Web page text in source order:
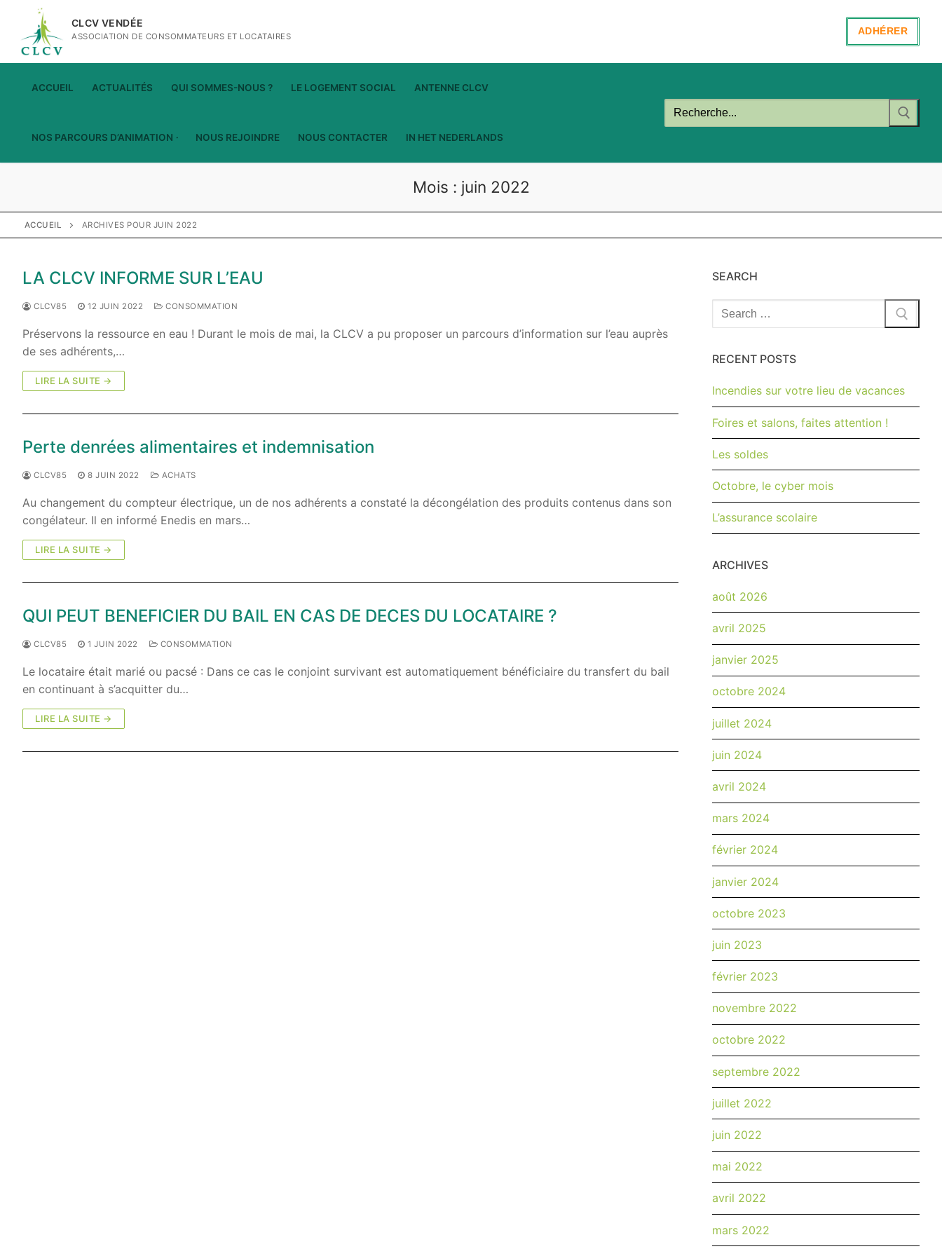
contenu
CLCV VENDÉE
ASSOCIATION DE CONSOMMATEURS ET LOCATAIRES ADHÉRER
ACCUEIL ACTUALITÉS QUI SOMMES-NOUS ? LE LOGEMENT SOCIAL ANTENNE CLCV
NOS PARCOURS D’ANIMATION NOUS REJOINDRE NOUS CONTACTER IN HET NEDERLANDS
Rechercher
:
Mois : juin 2022
ACCUEIL ARCHIVES POUR JUIN 2022
LA CLCV INFORME SUR L’EAU
CLCV85 12 JUIN 2022 CONSOMMATION
Préservons la ressource en eau ! Durant le mois de mai, la CLCV a pu proposer un parcours d’information sur l’eau auprès
de ses adhérents,…
LIRE LA SUITE →
Perte denrées alimentaires et indemnisation
CLCV85 8 JUIN 2022 ACHATS
Au changement du compteur électrique, un de nos adhérents a constaté la décongélation des produits contenus dans son
congélateur. Il en informé Enedis en mars…
LIRE LA SUITE →
QUI PEUT BENEFICIER DU BAIL EN CAS DE DECES DU LOCATAIRE ?
CLCV85 1 JUIN 2022 CONSOMMATION
Le locataire était marié ou pacsé : Dans ce cas le conjoint survivant est automatiquement bénéficiaire du transfert du bail
en continuant à s’acquitter du…
LIRE LA SUITE →
SEARCH
Rechercher
:
RECENT POSTS
Incendies sur votre lieu de vacances
Foires et salons, faites attention !
Les soldes
Octobre, le cyber mois
L’assurance scolaire
ARCHIVES
août 2026
avril 2025
janvier 2025
octobre 2024
juillet 2024
juin 2024
avril 2024
mars 2024
février 2024
janvier 2024
octobre 2023
juin 2023
février 2023
novembre 2022
octobre 2022
septembre 2022
juillet 2022
juin 2022
mai 2022
avril 2022
mars 2022